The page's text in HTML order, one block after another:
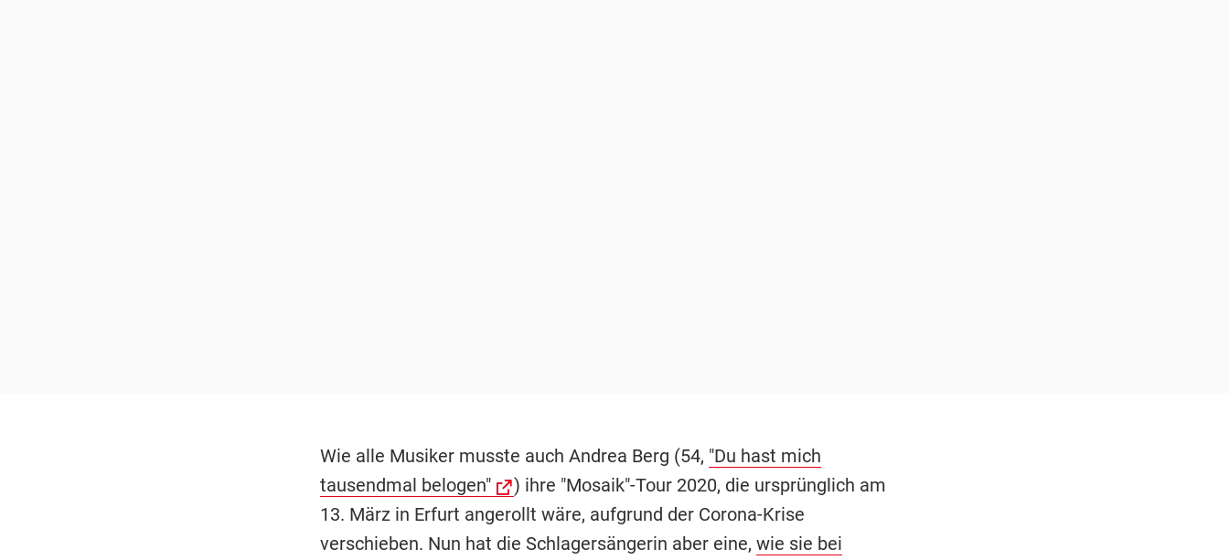
Wie alle Musiker musste auch Andrea Berg (54, "Du hast mich
tausendmal belogen"
) ihre "Mosaik"-Tour 2020, die ursprünglich am
13. März in Erfurt angerollt wäre, aufgrund der Corona-Krise
verschieben. Nun hat die Schlagersängerin aber eine, wie sie bei